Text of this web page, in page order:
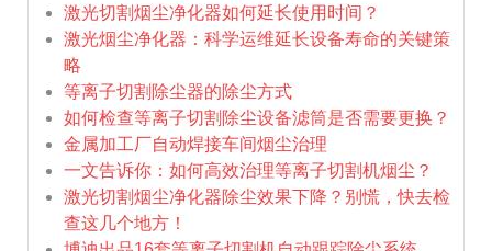
激光切割烟尘净化器如何延长使用时间？
激光烟尘净化器：科学运维延长设备寿命的关键策
略
等离子切割除尘器的除尘方式
如何检查等离子切割除尘设备滤筒是否需要更换？
金属加工厂自动焊接车间烟尘治理
一文告诉你：如何高效治理等离子切割机烟尘？
激光切割烟尘净化器除尘效果下降？别慌，快去检
查这几个地方！